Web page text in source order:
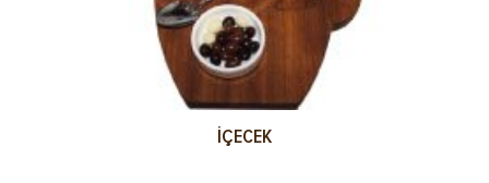
İÇECEK